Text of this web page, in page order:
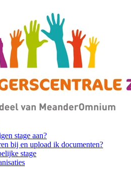
stage aan?
bij en upload ik documenten?
stage